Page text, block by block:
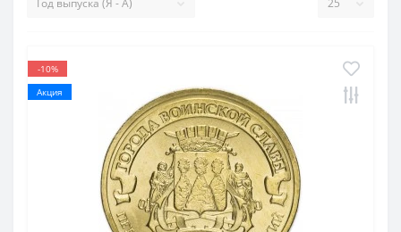
-10%
Акция